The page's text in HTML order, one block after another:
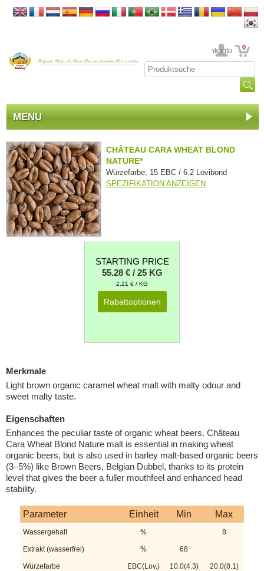
Ihr Kundenkonto 0
MENU
CHÂTEAU CARA WHEAT BLOND
NATURE*
Würzefarbe; 15 EBC / 6.2 Lovibond
SPEZIFIKATION ANZEIGEN
STARTING PRICE
55.28 € / 25 KG
2.21 € / KG
Rabattoptionen
Merkmale
Light brown organic caramel wheat malt with malty odour and
sweet malty taste.
Eigenschaften
Enhances the peculiar taste of organic wheat beers. Château
Cara Wheat Blond Nature malt is essential in making wheat
organic beers, but is also used in barley malt-based organic beers
(3–5%) like Brown Beers, Belgian Dubbel, thanks to its protein
level that gives the beer a fuller mouthfeel and enhanced head
stability.
Parameter Einheit Min Max
Wassergehalt % 8
Extrakt (wasserfrei) % 68
Würzefarbe EBC(Lov.) 10.0(4.3) 20.0(8.1)